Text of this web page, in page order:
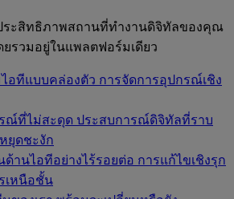
ระสิทธิภาพสถานที่ทำงานดิจิทัลของคุณ
ยรวมอยู่ในแพลตฟอร์มเดียว
อทีแบบคล่องตัว การจัดการอุปกรณ์เชิง
ณ์ที่ไม่สะดุด ประสบการณ์ดิจิทัลที่ราบ
ยุดชะงัก
ด้านไอทีอย่างไร้รอยต่อ การแก้ไขเชิงรุก
เหนือชั้น